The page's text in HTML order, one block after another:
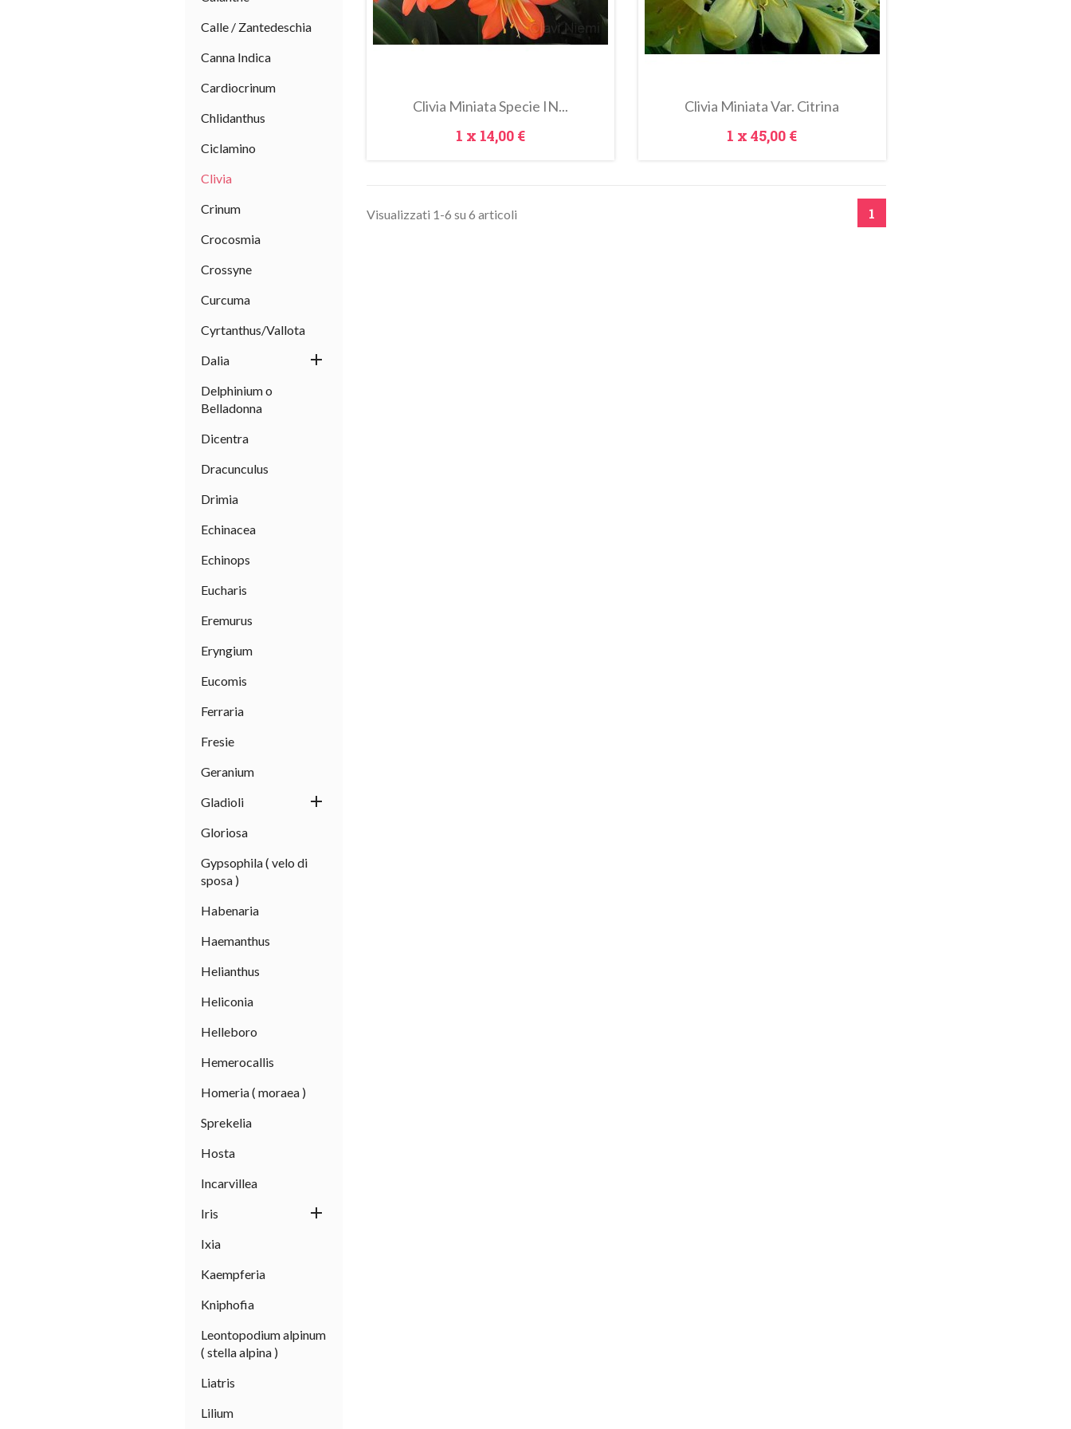
Calle / Zantedeschia
Canna Indica
Cardiocrinum
Chlidanthus
Ciclamino
Clivia
Crinum
Crocosmia
Crossyne
Curcuma
Cyrtanthus/Vallota
Dalia

Delphinium o
Belladonna
Dicentra
Dracunculus
Drimia
Echinacea
Echinops
Eucharis
Eremurus
Eryngium
Eucomis
Ferraria
Fresie
Geranium
Gladioli

Gloriosa
Gypsophila ( velo di
sposa )
Habenaria
Haemanthus
Helianthus
Heliconia
Helleboro
Hemerocallis
Homeria ( moraea )
Sprekelia
Hosta
Incarvillea
Iris

Ixia
Kaempferia
Kniphofia
Leontopodium alpinum
( stella alpina )
Liatris
Lilium
Clivia Miniata Specie IN...
Prezzo
1 x 14,00 €
Clivia Miniata Var. Citrina
Prezzo
1 x45,00 €
Visualizzati 1-6 su 6 articoli 1